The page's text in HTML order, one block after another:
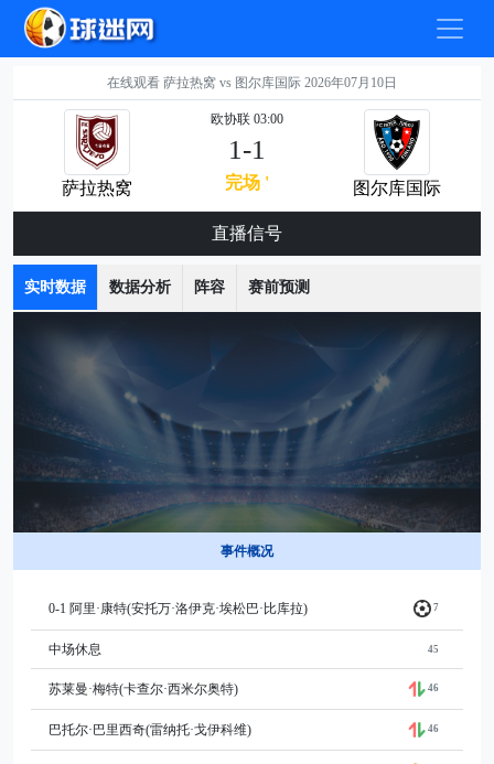
在线观看 萨拉热窝 vs 图尔库国际 2026年07月10日
萨拉热窝
欧协联 03:00
1-1
完场 ' 图尔库国际
直播信号
实时数据 数据分析 阵容 赛前预测
事件概况
0-1 阿里·康特(安托万·洛伊克·埃松巴·比库拉) 7
中场休息 45
苏莱曼·梅特(卡查尔·西米尔奥特) 46
巴托尔·巴里西奇(雷纳托·戈伊科维) 46